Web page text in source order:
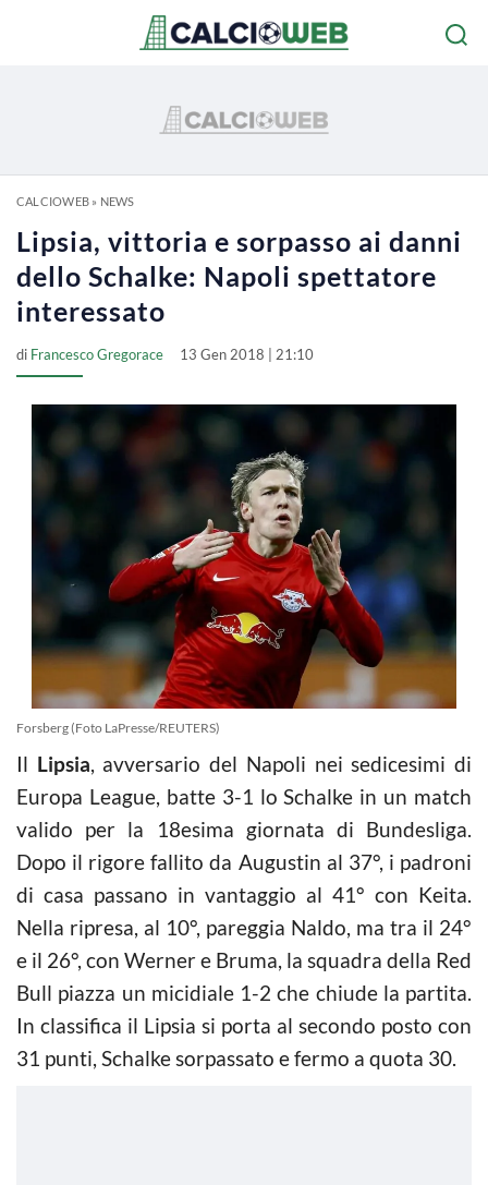
CALCIOWEB» NEWS
Lipsia, vittoria e sorpasso ai danni
dello Schalke: Napoli spettatore
interessato
di Francesco Gregorace 13 Gen 2018 | 21:10
Forsberg (Foto LaPresse/REUTERS)
Il Lipsia, avversario del Napoli nei sedicesimi di
Europa League, batte 3-1 lo Schalke in un match
valido per la 18esima giornata di Bundesliga.
Dopo il rigore fallito da Augustin al 37°, i padroni
di casa passano in vantaggio al 41° con Keita.
Nella ripresa, al 10°, pareggia Naldo, ma tra il 24°
e il 26°, con Werner e Bruma, la squadra della Red
Bull piazza un micidiale 1-2 che chiude la partita.
In classifica il Lipsia si porta al secondo posto con
31 punti, Schalke sorpassato e fermo a quota 30.